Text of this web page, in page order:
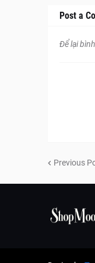
Post a
Để lại
Previous